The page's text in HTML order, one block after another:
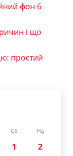
фон 6
і що
простий
Сб Нд
1
2